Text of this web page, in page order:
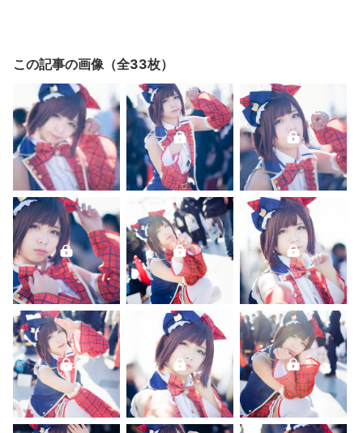
この記事の画像（全33枚）